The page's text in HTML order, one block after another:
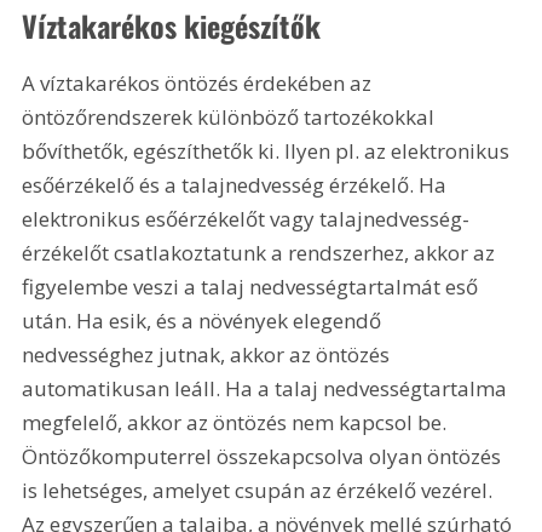
Víztakarékos kiegészítők
A víztakarékos öntözés érdekében az
öntözőrendszerek különböző tartozékokkal
bővíthetők, egészíthetők ki. Ilyen pl. az elektronikus
esőérzékelő és a talajnedvesség érzékelő. Ha
elektronikus esőérzékelőt vagy talajnedvesség-
érzékelőt csatlakoztatunk a rendszerhez, akkor az
figyelembe veszi a talaj nedvességtartalmát eső
után. Ha esik, és a növények elegendő
nedvességhez jutnak, akkor az öntözés
automatikusan leáll. Ha a talaj nedvességtartalma
megfelelő, akkor az öntözés nem kapcsol be.
Öntözőkomputerrel összekapcsolva olyan öntözés
is lehetséges, amelyet csupán az érzékelő vezérel.
Az egyszerűen a talajba, a növények mellé szúrható